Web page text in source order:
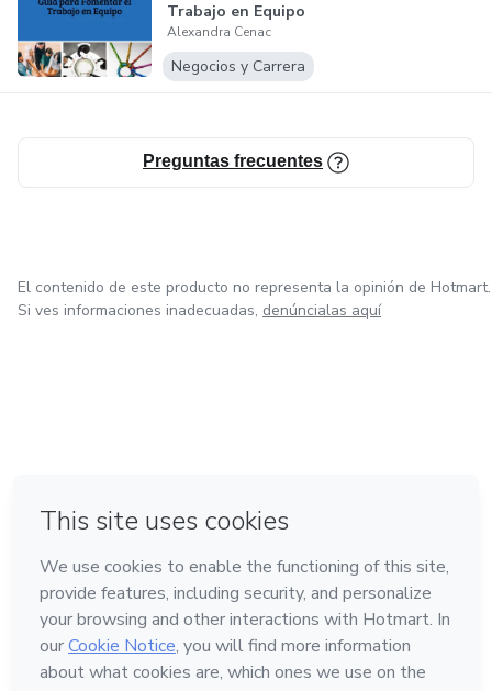
Trabajo en Equipo
Alexandra Cenac
Negocios y Carrera
Preguntas frecuentes
El contenido de este producto no representa la opinión de Hotmart.
Si ves informaciones inadecuadas, denúncialas aquí
Hecho con❤ en Ciudad de México
Conoce Hotmart